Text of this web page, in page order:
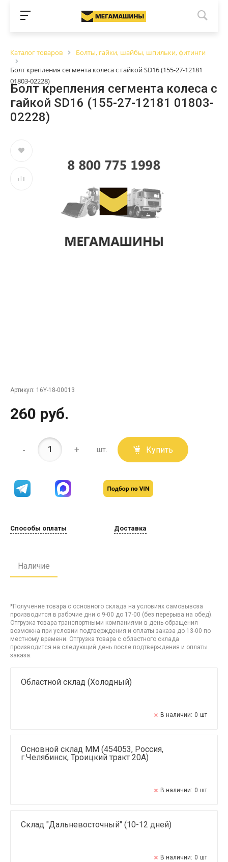
Каталог товаров
Болты, гайки, шайбы, шпильки, фитинги
Болт крепления сегмента колеса с гайкой SD16 (155-27-12181
01803-02228)
Болт крепления сегмента колеса с
гайкой SD16 (155-27-12181 01803-
02228)
Артикул: 16Y-18-00013
260 руб.
- + шт. Купить
Способы оплаты Доставка
Наличие
*Получение товара с основного склада на условиях самовывоза
производится в рабочие дни с 9-00 до 17-00 (без перерыва на обед).
Отгрузка товара транспортными компаниями в день обращения
возможна при условии подтверждения и оплаты заказа до 13-00 по
местному времени. Отгрузка товара с областного склада
производится на следующий день после подтверждения и оплаты
заказа.
Областной склад (Холодный)
В наличии: 0 шт
Основной склад ММ (454053, Россия,
г.Челябинск, Троицкий тракт 20А)
В наличии: 0 шт
Склад "Дальневосточный" (10-12 дней)
В наличии: 0 шт